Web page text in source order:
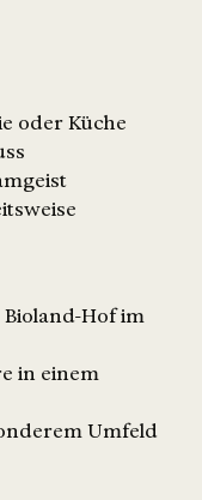
oder Küche
Hof im
in einem
Umfeld